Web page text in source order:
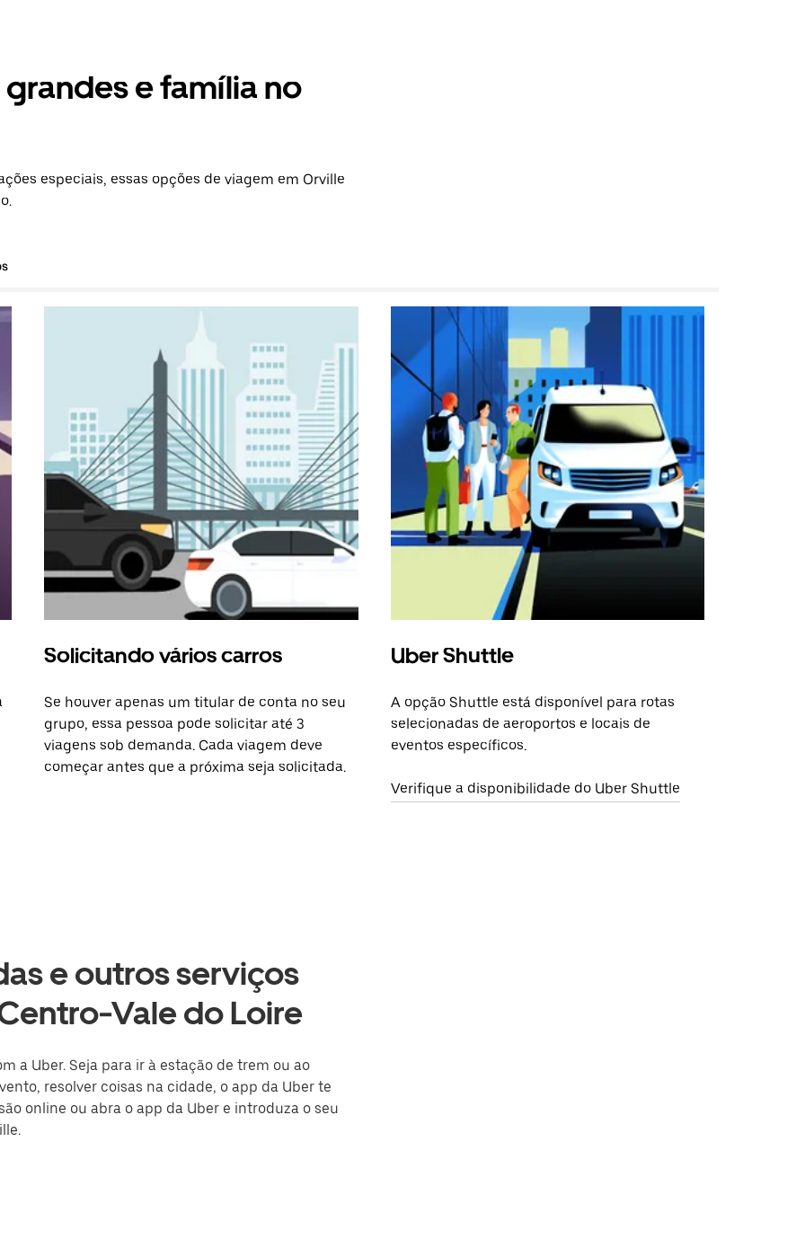
e família no
especiais, essas opções de viagem em Orville
Solicitando vários carros
Se houver apenas um titular de conta no seu
grupo, essa pessoa pode solicitar até 3
viagens sob demanda. Cada viagem deve
começar antes que a próxima seja solicitada.
Uber Shuttle
A opção Shuttle está disponível para rotas
selecionadas de aeroportos e locais de
eventos específicos.
Verifique a disponibilidade do Uber Shuttle
e outros serviços
Vale do Loire
a Uber. Seja para ir à estação de trem ou ao
resolver coisas na cidade, o app da Uber te
online ou abra o app da Uber e introduza o seu